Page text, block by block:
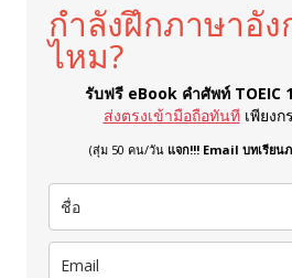
กำลังฝึกภาษาอั
ไหม?
รับฟรี eBook คำศัพท์ TOEIC
ส่งตรงเข้ามือถือทันที เพียง
(สุ่ม 50 คน/วัน แจก!!! Email บทเรียน